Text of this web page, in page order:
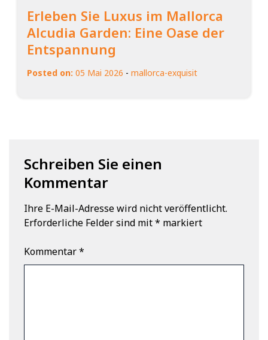
Erleben Sie Luxus im Mallorca
Alcudia Garden: Eine Oase der
Entspannung
Posted on: 05 Mai 2026 - mallorca-exquisit
Schreiben Sie einen
Kommentar
Ihre E-Mail-Adresse wird nicht veröffentlicht.
Erforderliche Felder sind mit* markiert
Kommentar*